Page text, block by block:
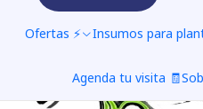
Ofertas ⚡ Insumos para
Agenda tu visita 🧾